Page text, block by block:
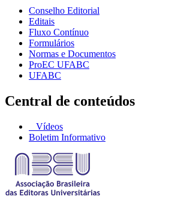
Conselho Editorial
Editais
Fluxo Contínuo
Formulários
Normas e Documentos
ProEC UFABC
UFABC
Central de conteúdos
Vídeos
Boletim Informativo